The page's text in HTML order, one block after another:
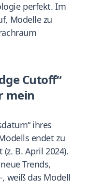
perfekt. Im
Modelle zu
Cutoff“
mein
ihres
endet zu
B. April 2024).
Trends,
weiß das Modell